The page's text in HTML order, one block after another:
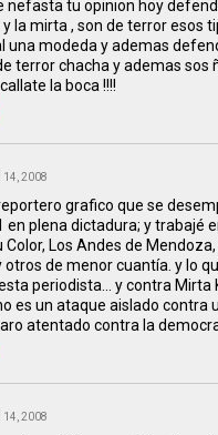
nefasta tu opinion hoy
la mirta , son de terror esos
una modeda y ademas
terror chacha y ademas sos
la boca !!!!
14, 2008
grafico que se
en plena dictadura; y trabajé
Los Andes de Mendoza,
otros de menor cuantía. y lo
periodista... y contra Mirta
es un ataque aislado contra
atentado contra la
14, 2008